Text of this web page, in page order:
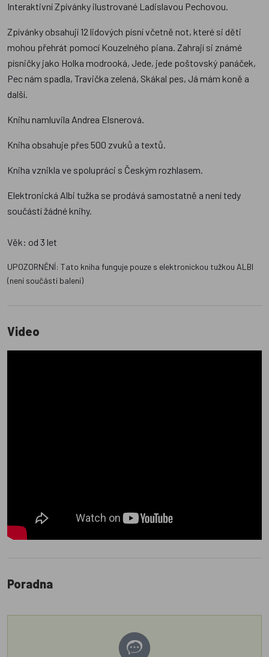
Interaktivní Zpívánky ilustrované Ladislavou Pechovou.
Zpívánky obsahují 12 lidových písní včetně not, které si děti
mohou přehrát pomocí Kouzelného piana. Zahrají si známé
písničky jako Holka modrooká, Jede, jede poštovský panáček,
Pec nám spadla, Travička zelená, Skákal pes, Já mám koně a
další.
Knihu namluvila Andrea Elsnerová.
Kniha obsahuje přes 500 zvuků a textů.
Kniha vznikla ve spolupráci s Českým rozhlasem.
Elektronická Albi tužka se prodává samostatně a není tedy
součástí žádné knihy.
Věk: od 3 let
UPOZORNĚNÍ: Tato kniha funguje pouze s elektronickou tužkou ALBI
(není součástí balení)
Video
Poradna